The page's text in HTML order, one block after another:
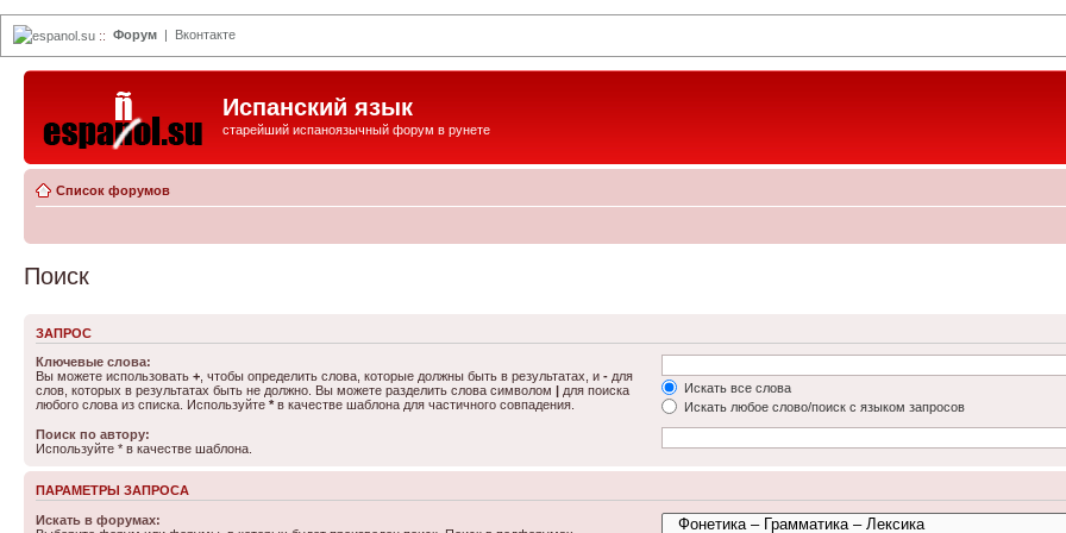
espanol.su :: Форум | Вконтакте
Испанский язык
старейший испаноязычный форум в рунете
Список форумов
Поиск
ЗАПРОС
Ключевые слова:
Вы можете использовать + , чтобы определить слова, которые должны быть в результатах, и - для
слов, которых в результатах быть не должно. Вы можете разделить слова символом | для поиска
любого слова из списка. Используйте * в качестве шаблона для частичного совпадения.
Искать все слова
Искать любое слово/поиск с языком запросов
Поиск по автору:
Используйте * в качестве шаблона.
ПАРАМЕТРЫ ЗАПРОСА
Искать в форумах: